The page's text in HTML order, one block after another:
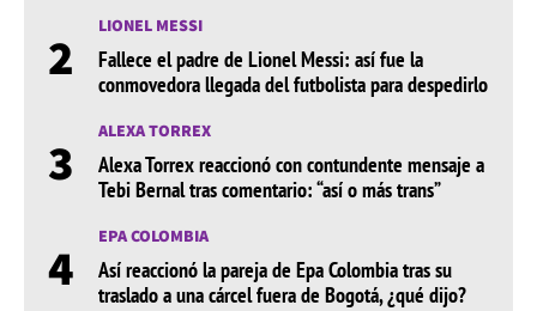
2 LIONEL MESSI
Fallece el padre de Lionel Messi: así fue la
conmovedora llegada del futbolista para despedirlo
3 ALEXA TORREX
Alexa Torrex reaccionó con contundente mensaje a
Tebi Bernal tras comentario: “así o más trans”
4 EPA COLOMBIA
Así reaccionó la pareja de Epa Colombia tras su
traslado a una cárcel fuera de Bogotá, ¿qué dijo?